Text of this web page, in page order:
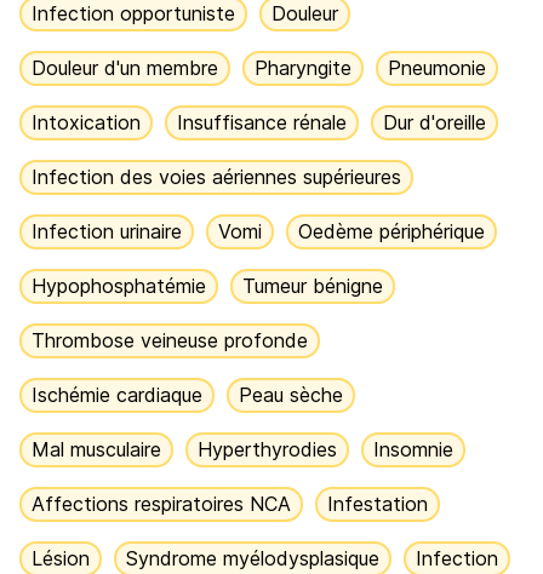
Infection opportuniste Douleur
Douleur d'un membre Pharyngite Pneumonie
Intoxication Insuffisance rénale Dur d'oreille
Infection des voies aériennes supérieures
Infection urinaire Vomi Oedème périphérique
Hypophosphatémie Tumeur bénigne
Thrombose veineuse profonde
Ischémie cardiaque Peau sèche
Mal musculaire Hyperthyrodies Insomnie
Affections respiratoires NCA Infestation
Lésion Syndrome myélodysplasique Infection